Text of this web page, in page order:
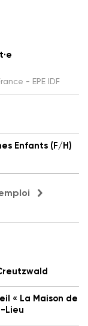
- EPE IDF
Enfants (F/H)
« La Maison de
Lieu